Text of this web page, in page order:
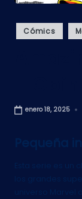
Publicado
en
Cómics
enero 18, 2025
Pequeña
Esta serie es
los grandes
universo Marvel